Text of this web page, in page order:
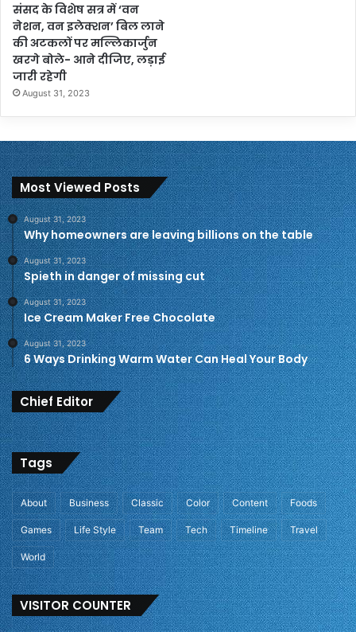
संसद के विशेष सत्र में ‘वन
नेशन, वन इलेक्शन’ बिल लाने
की अटकलों पर मल्लिकार्जुन
खरगे बोले- आने दीजिए, लड़ाई
जारी रहेगी
August 31, 2023
Most Viewed Posts
August 31, 2023
Why homeowners are leaving billions on the table
August 31, 2023
Spieth in danger of missing cut
August 31, 2023
Ice Cream Maker Free Chocolate
August 31, 2023
6 Ways Drinking Warm Water Can Heal Your Body
Chief Editor
Tags
About Business Classic Color Content Foods
Games Life Style Team Tech Timeline Travel
World
VISITOR COUNTER